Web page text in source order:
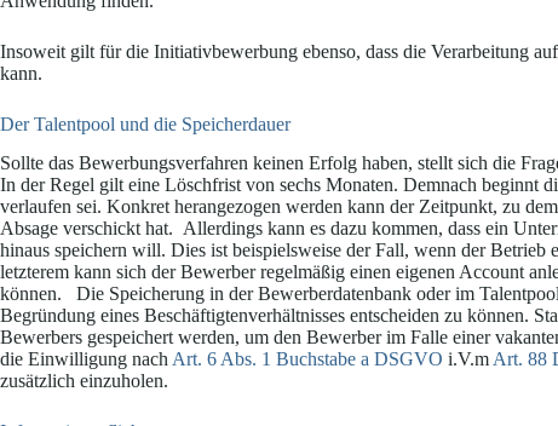
Insoweit gilt für die Initiativbewerbung ebenso, dass die Verarbeitung
kann.
Der Talentpool und die Speicherdauer
Sollte das Bewerbungsverfahren keinen Erfolg haben, stellt sich die
In der Regel gilt eine Löschfrist von sechs Monaten. Demnach beginnt
verlaufen sei. Konkret herangezogen werden kann der Zeitpunkt, zu
Absage verschickt hat. Allerdings kann es dazu kommen, dass ein
hinaus speichern will. Dies ist beispielsweise der Fall, wenn der
letzterem kann sich der Bewerber regelmäßig einen eigenen Account
können. Die Speicherung in der Bewerberdatenbank oder im
Begründung eines Beschäftigtenverhältnisses entscheiden zu können.
Bewerbers gespeichert werden, um den Bewerber im Falle einer
die Einwilligung nach Art. 6 Abs. 1 Buchstabe a DSGVO i.V.m Art. 88
zusätzlich einzuholen.